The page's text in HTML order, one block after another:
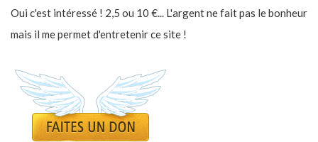
Oui c'est intéressé ! 2,5 ou 10 €... L'argent ne fait pas le bonheur
mais il me permet d'entretenir ce site !